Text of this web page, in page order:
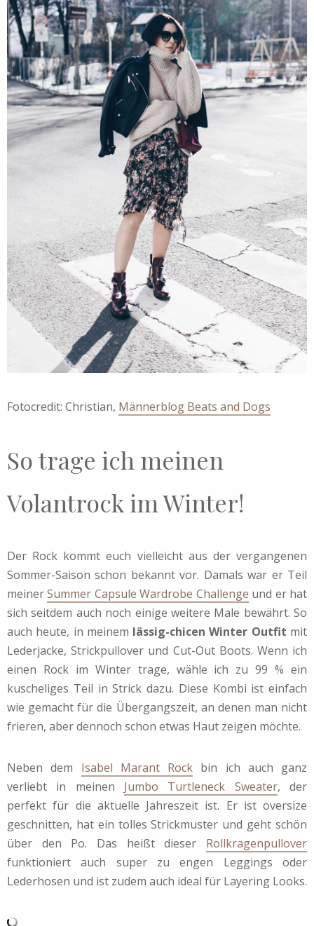
Fotocredit: Christian, Männerblog Beats and Dogs
So trage ich meinen
Volantrock im Winter!
Der Rock kommt euch vielleicht aus der vergangenen
Sommer-Saison schon bekannt vor. Damals war er Teil
meinerSummer Capsule Wardrobe Challenge und er hat
sich seitdem auch noch einige weitere Male bewährt. So
auch heute, in meinem lässig-chicen Winter Outfit mit
Lederjacke, Strickpullover und Cut-Out Boots. Wenn ich
einen Rock im Winter trage, wähle ich zu 99 % ein
kuscheliges Teil in Strick dazu. Diese Kombi ist einfach
wie gemacht für die Übergangszeit, an denen man nicht
frieren, aber dennoch schon etwas Haut zeigen möchte.
Neben dem Isabel Marant Rock bin ich auch ganz
verliebt in meinen Jumbo Turtleneck Sweater, der
perfekt für die aktuelle Jahreszeit ist. Er ist oversize
geschnitten, hat ein tolles Strickmuster und geht schön
über den Po. Das heißt dieser Rollkragenpullover
funktioniert auch super zu engen Leggings oder
Lederhosen und ist zudem auch ideal für Layering Looks.